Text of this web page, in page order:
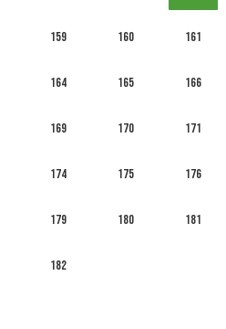
159 160 161
164 165 166
169 170 171
174 175 176
179 180 181
182